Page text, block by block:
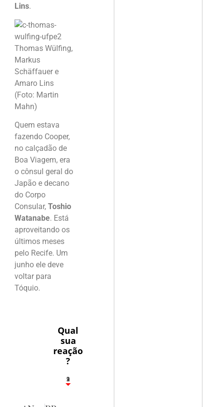
Lins.
Thomas Wülfing,
Markus
Schäffauer e
Amaro Lins
(Foto: Martin
Mahn)
Quem estava
fazendo Cooper,
no calçadão de
Boa Viagem, era
o cônsul geral do
Japão e decano
do Corpo
Consular, Toshio
Watanabe. Está
aproveitando os
últimos meses
pelo Recife. Um
junho ele deve
voltar para
Tóquio.
Qual
sua
reação
?
3
1
2
9